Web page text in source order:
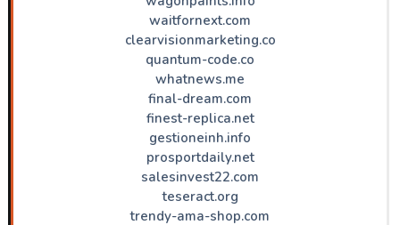
waitfornext.com
clearvisionmarketing.co
quantum-code.co
whatnews.me
final-dream.com
finest-replica.net
gestioneinh.info
prosportdaily.net
salesinvest22.com
teseract.org
trendy-ama-shop.com